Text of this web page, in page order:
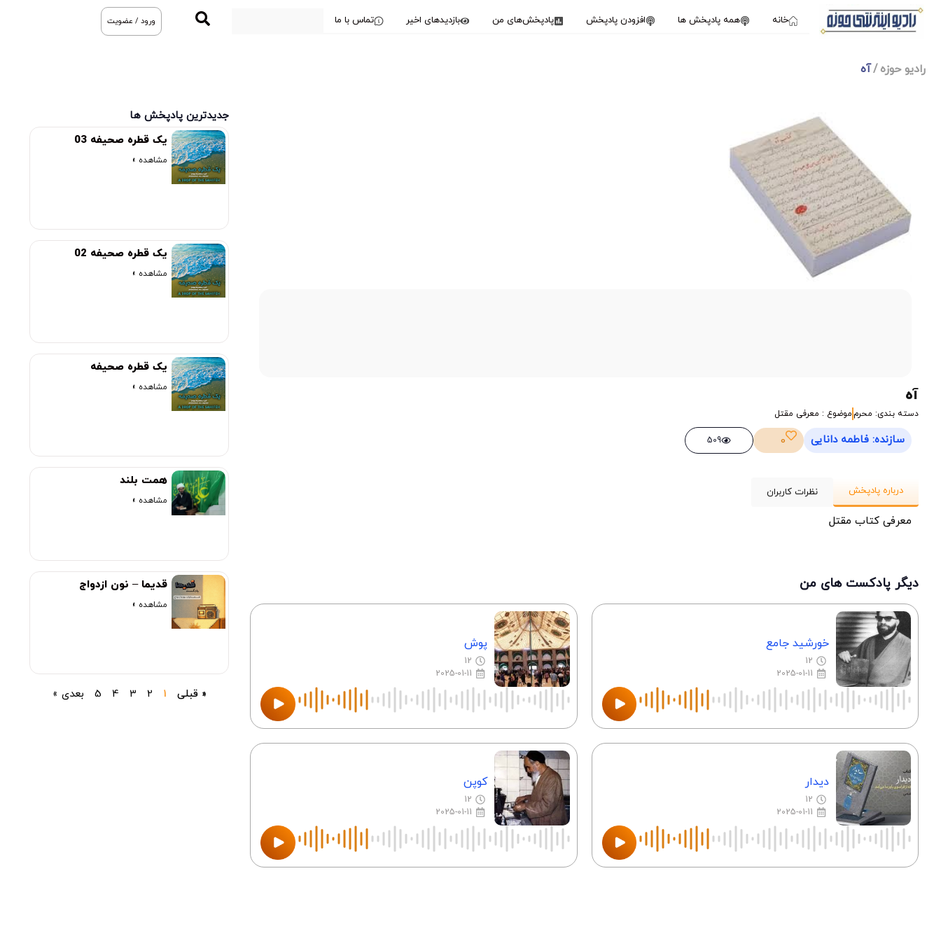
خانه همه پادپخش ها افزودن پادپخش پادپخش‌های من بازدیدهای اخیر تماس با ما ورود / عضویت
رادیو حوزه آه
آه
دسته بندی: محرمموضوع : معرفی مقتل
سازنده: فاطمه دانایی 0
509
درباره پادپخش نظرات کاربران
معرفی کتاب مقتل
دیگر پادکست های من
خورشید جامع
12
2025-01-11
پوش
12
2025-01-11
دیدار
12
2025-01-11
کوپن
12
2025-01-11
جدیدترین پادپخش ها
یک قطره صحیفه 03
مشاهده »
یک قطره صحیفه 02
مشاهده »
یک قطره صحیفه
مشاهده »
همت بلند
مشاهده »
قدیما – نون ازدواج
مشاهده »
« قبلی 1
2
3
4
5 بعدی »